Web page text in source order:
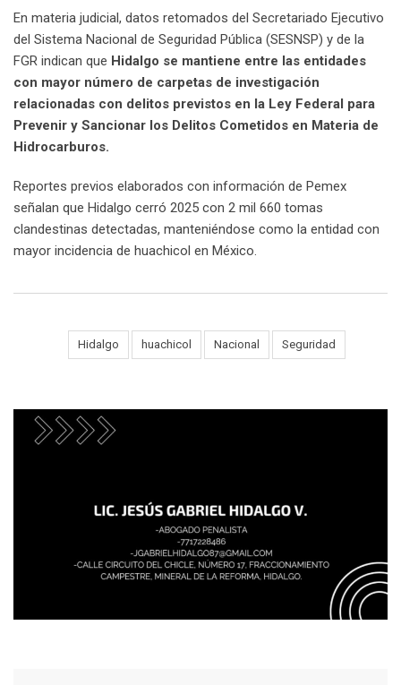
En materia judicial, datos retomados del Secretariado Ejecutivo
del Sistema Nacional de Seguridad Pública (SESNSP) y de la
FGR indican que Hidalgo se mantiene entre las entidades
con mayor número de carpetas de investigación
relacionadas con delitos previstos en la Ley Federal para
Prevenir y Sancionar los Delitos Cometidos en Materia de
Hidrocarburos.
Reportes previos elaborados con información de Pemex
señalan que Hidalgo cerró 2025 con 2 mil 660 tomas
clandestinas detectadas, manteniéndose como la entidad con
mayor incidencia de huachicol en México.
Hidalgo huachicol Nacional Seguridad